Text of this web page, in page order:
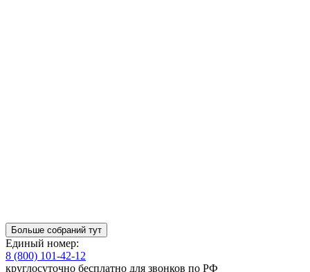
Больше собраний тут
Единый номер:
8 (800) 101-42-12
круглосуточно бесплатно для звонков по РФ